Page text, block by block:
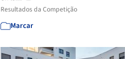
Resultados da Competição
Marcar